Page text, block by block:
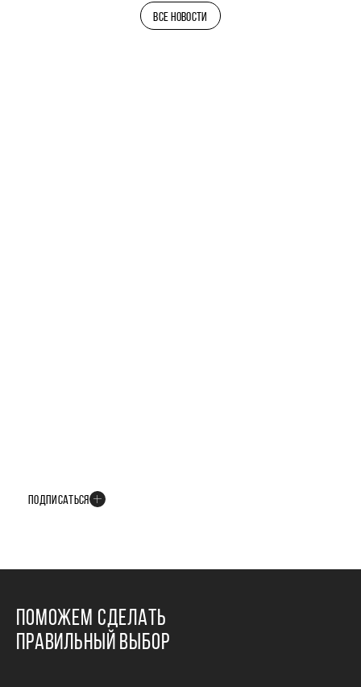
ВСЕ НОВОСТИ
ПОДПИСАТЬСЯ
ПОМОЖЕМ СДЕЛАТЬ
ПРАВИЛЬНЫЙ ВЫБОР